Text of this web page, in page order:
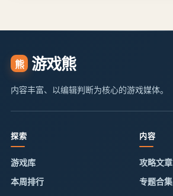
熊 游戏熊
内容丰富、以编辑判断为核心的游戏媒体。
探索
游戏库
本周排行
内容
攻略文章
专题合集